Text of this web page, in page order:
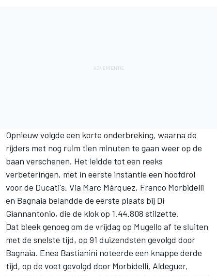
Opnieuw volgde een korte onderbreking, waarna de
rijders met nog ruim tien minuten te gaan weer op de
baan verschenen. Het leidde tot een reeks
verbeteringen, met in eerste instantie een hoofdrol
voor de Ducati's. Via Marc Márquez, Franco Morbidelli
en Bagnaia belandde de eerste plaats bij Di
Giannantonio, die de klok op 1.44.808 stilzette.
Dat bleek genoeg om de vrijdag op Mugello af te sluiten
met de snelste tijd, op 91 duizendsten gevolgd door
Bagnaia. Enea Bastianini noteerde een knappe derde
tijd, op de voet gevolgd door Morbidelli, Aldeguer,